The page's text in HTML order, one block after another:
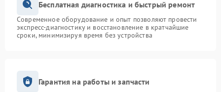
Бесплатная диагностика и быстрый ремонт
Современное оборудование и опыт позволяют провести
экспресс-диагностику и восстановление в кратчайшие
сроки, минимизируя время без устройства
Гарантия на работы и запчасти